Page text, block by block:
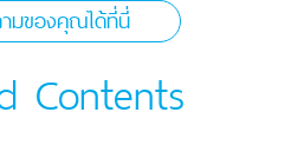
มของคุณได้ที่นี่
Contents